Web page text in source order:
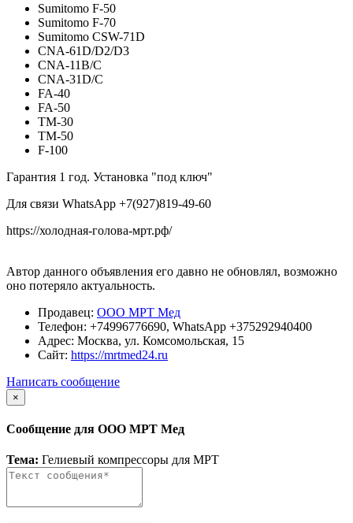
Sumitomo F-50
Sumitomo F-70
Sumitomo CSW-71D
CNA-61D/D2/D3
CNA-11B/C
CNA-31D/C
FA-40
FA-50
TM-30
TM-50
F-100
Гарантия 1 год. Установка "под ключ"
Для связи WhatsApp +7(927)819-49-60
https://холодная-голова-мрт.рф/
Автор данного объявления его давно не обновлял, возможно
оно потеряло актуальность.
Продавец: ООО МРТ Мед
Телефон: +74996776690, WhatsApp +375292940400
Адрес: Москва, ул. Комсомольская, 15
Сайт: https://mrtmed24.ru
Написать сообщение
×
Сообщение для ООО МРТ Мед
Тема: Гелиевый компрессоры для МРТ